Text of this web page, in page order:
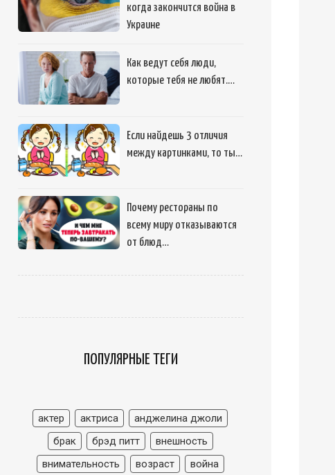
когда закончится война в
Украине
Как ведут себя люди,
которые тебя не любят.…
Если найдешь 3 отличия
между картинками, то ты…
Почему рестораны по
всему миру отказываются
от блюд…
ПОПУЛЯРНЫЕ ТЕГИ
актер актриса
анджелина джоли
брак
брэд питт
внешность
внимательность
возраст
война